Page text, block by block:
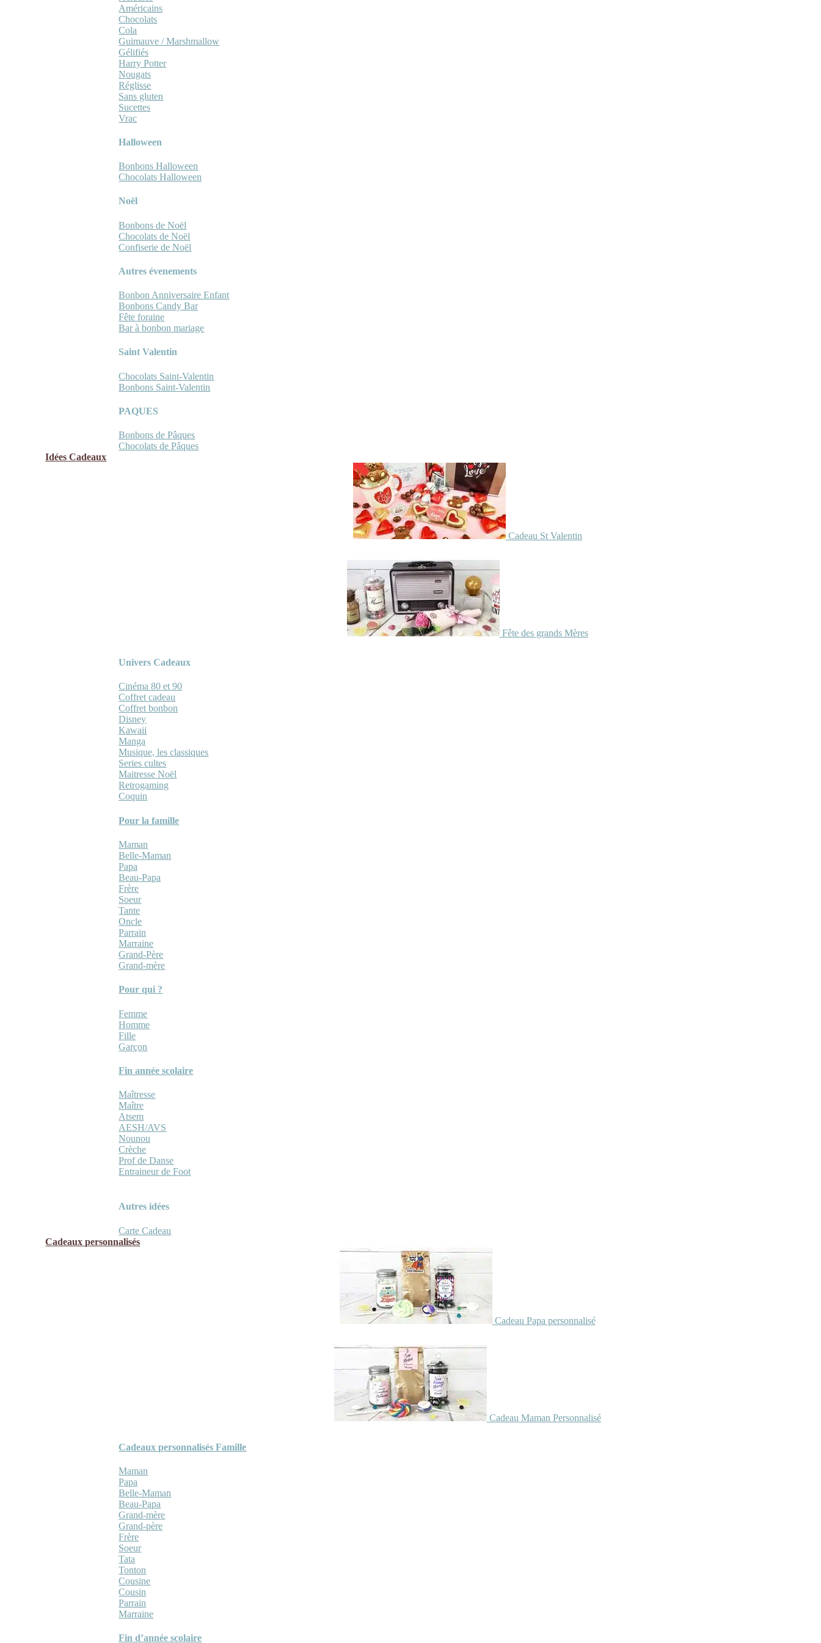
Américains
Chocolats
Cola
Guimauve / Marshmallow
Gélifiés
Harry Potter
Nougats
Réglisse
Sans gluten
Sucettes
Vrac
Halloween
Bonbons Halloween
Chocolats Halloween
Noël
Bonbons de Noël
Chocolats de Noël
Confiserie de Noël
Autres évenements
Bonbon Anniversaire Enfant
Bonbons Candy Bar
Fête foraine
Bar à bonbon mariage
Saint Valentin
Chocolats Saint-Valentin
Bonbons Saint-Valentin
PAQUES
Bonbons de Pâques
Chocolats de Pâques
Idées Cadeaux
Cadeau St Valentin
Fête des grands Mères
Univers Cadeaux
Cinéma 80 et 90
Coffret cadeau
Coffret bonbon
Disney
Kawaii
Manga
Musique, les classiques
Series cultes
Maitresse Noël
Retrogaming
Coquin
Pour la famille
Maman
Belle-Maman
Papa
Beau-Papa
Frère
Soeur
Tante
Oncle
Parrain
Marraine
Grand-Père
Grand-mère
Pour qui ?
Femme
Homme
Fille
Garçon
Fin année scolaire
Maîtresse
Maître
Atsem
AESH/AVS
Nounou
Crèche
Prof de Danse
Entraineur de Foot
Autres idées
Carte Cadeau
Cadeaux personnalisés
Cadeau Papa personnalisé
Cadeau Maman Personnalisé
Cadeaux personnalisés Famille
Maman
Papa
Belle-Maman
Beau-Papa
Grand-mère
Grand-père
Frère
Soeur
Tata
Tonton
Cousine
Cousin
Parrain
Marraine
Fin d’année scolaire